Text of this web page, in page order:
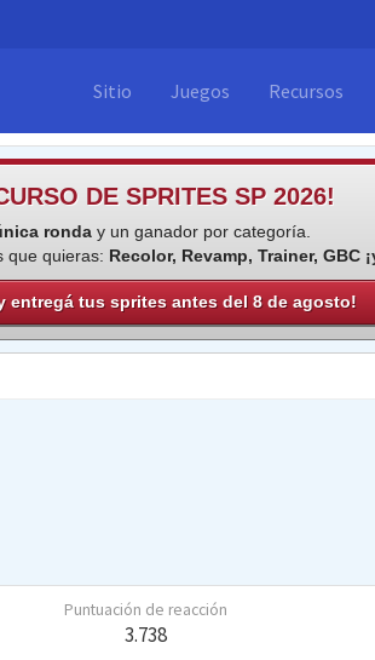
Sitio Juegos Recursos
DE SPRITES SP 2026!
ronday un ganador por categoría.
que quieras: Recolor, Revamp, Trainer, GBC
entregá tus sprites antes del 8 de agosto!
Puntuación de reacción
3.738